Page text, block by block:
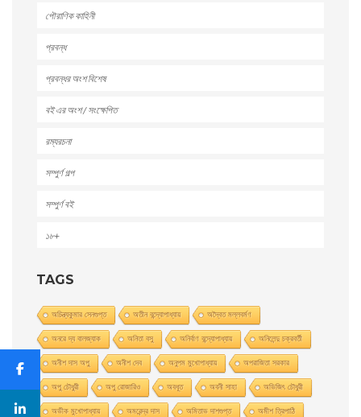
পৌরাণিক কাহিনী
প্রবন্ধ
প্রবন্ধর অংশ বিশেষ
বই এর অংশ / সংক্ষেপিত
রম্যরচনা
সম্পুর্ণ গল্প
সম্পুর্ণ বই
১৮+
TAGS
অচিন্ত্যকুমার সেনগুপ্ত অতীন বন্দ্যোপাধ্যায় অদ্বৈত মল্লবর্মণ
অনরে দ্য বালজ্যাক অনিতা বসু অনির্বাণ বন্দ্যোপাধ্যায় অনিলেন্দু চক্রবর্তী
অনীশ দাস অপু অনীশ দেব অনুপম মুখোপাধ্যায় অপরাজিতা সরকার
অপু চৌধুরী অপু রােজারিও অবধূত অবনী সাহা অভিজিৎ চৌধুরী
অভীক মুখোপাধ্যায় অমরেন্দ্র দাস অমিতাভ দাশগুপ্ত অমীশ ত্রিপাঠি